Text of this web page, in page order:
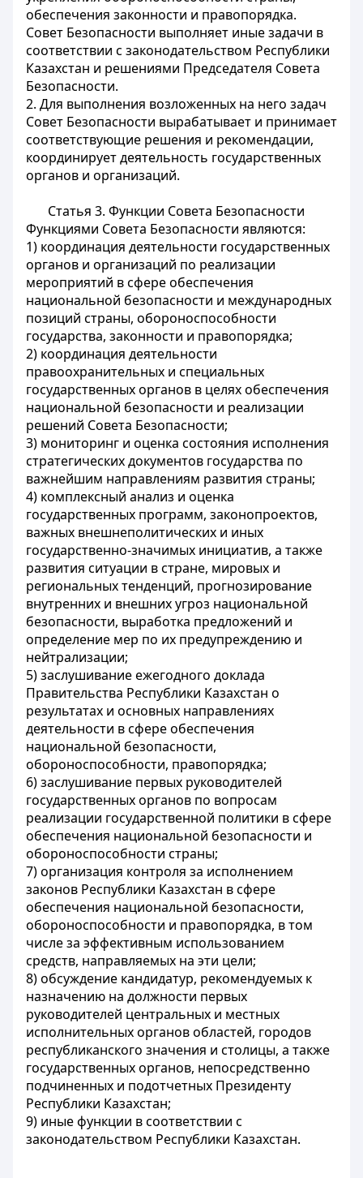
обеспечения законности и правопорядка.
Совет Безопасности выполняет иные задачи в
соответствии с законодательством Республики
Казахстан и решениями Председателя Совета
Безопасности.
2. Для выполнения возложенных на него задач
Совет Безопасности вырабатывает и принимает
соответствующие решения и рекомендации,
координирует деятельность государственных
органов и организаций.
Статья 3. Функции Совета Безопасности
Функциями Совета Безопасности являются:
1) координация деятельности государственных
органов и организаций по реализации
мероприятий в сфере обеспечения
национальной безопасности и международных
позиций страны, обороноспособности
государства, законности и правопорядка;
2) координация деятельности
правоохранительных и специальных
государственных органов в целях обеспечения
национальной безопасности и реализации
решений Совета Безопасности;
3) мониторинг и оценка состояния исполнения
стратегических документов государства по
важнейшим направлениям развития страны;
4) комплексный анализ и оценка
государственных программ, законопроектов,
важных внешнеполитических и иных
государственно-значимых инициатив, а также
развития ситуации в стране, мировых и
региональных тенденций, прогнозирование
внутренних и внешних угроз национальной
безопасности, выработка предложений и
определение мер по их предупреждению и
нейтрализации;
5) заслушивание ежегодного доклада
Правительства Республики Казахстан о
результатах и основных направлениях
деятельности в сфере обеспечения
национальной безопасности,
обороноспособности, правопорядка;
6) заслушивание первых руководителей
государственных органов по вопросам
реализации государственной политики в сфере
обеспечения национальной безопасности и
обороноспособности страны;
7) организация контроля за исполнением
законов Республики Казахстан в сфере
обеспечения национальной безопасности,
обороноспособности и правопорядка, в том
числе за эффективным использованием
средств, направляемых на эти цели;
8) обсуждение кандидатур, рекомендуемых к
назначению на должности первых
руководителей центральных и местных
исполнительных органов областей, городов
республиканского значения и столицы, а также
государственных органов, непосредственно
подчиненных и подотчетных Президенту
Республики Казахстан;
9) иные функции в соответствии с
законодательством Республики Казахстан.